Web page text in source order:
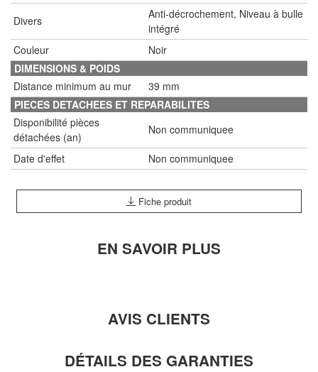
Divers
Anti-décrochement, Niveau à bulle
intégré
Couleur
Noir
DIMENSIONS & POIDS
Distance minimum au mur
39 mm
PIECES DETACHEES ET REPARABILITES
Disponibilité pièces
détachées (an)
Non communiquee
Date d'effet Non communiquee
Fiche produit
EN SAVOIR PLUS
AVIS CLIENTS
DÉTAILS DES GARANTIES